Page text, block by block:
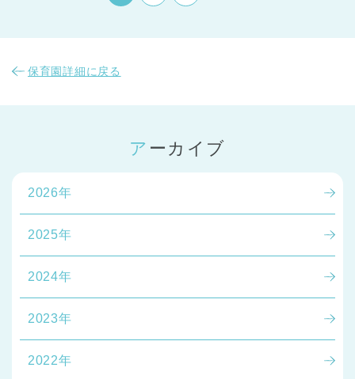
保育園詳細に戻る
アーカイブ
2026年
2025年
2024年
2023年
2022年